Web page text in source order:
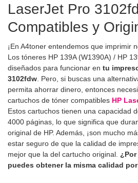
LaserJet Pro
Compatibles y
¡En A4toner entendemos que imprimir
Los tóneres HP 139A (W1390A) / HP
diseñados para funcionar en tu
3102fdw . Pero, si buscas una
permita ahorrar dinero, entonces
cartuchos de tóner compatibles HP
Estos cartuchos tienen una capacidad
4000 páginas, lo que significa que
original de HP. Además, ¡son mucho
estar seguro de que la calidad de
mejor que la del cartucho original.
puedes obtener la misma calidad